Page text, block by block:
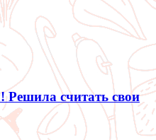
Решила считать свои